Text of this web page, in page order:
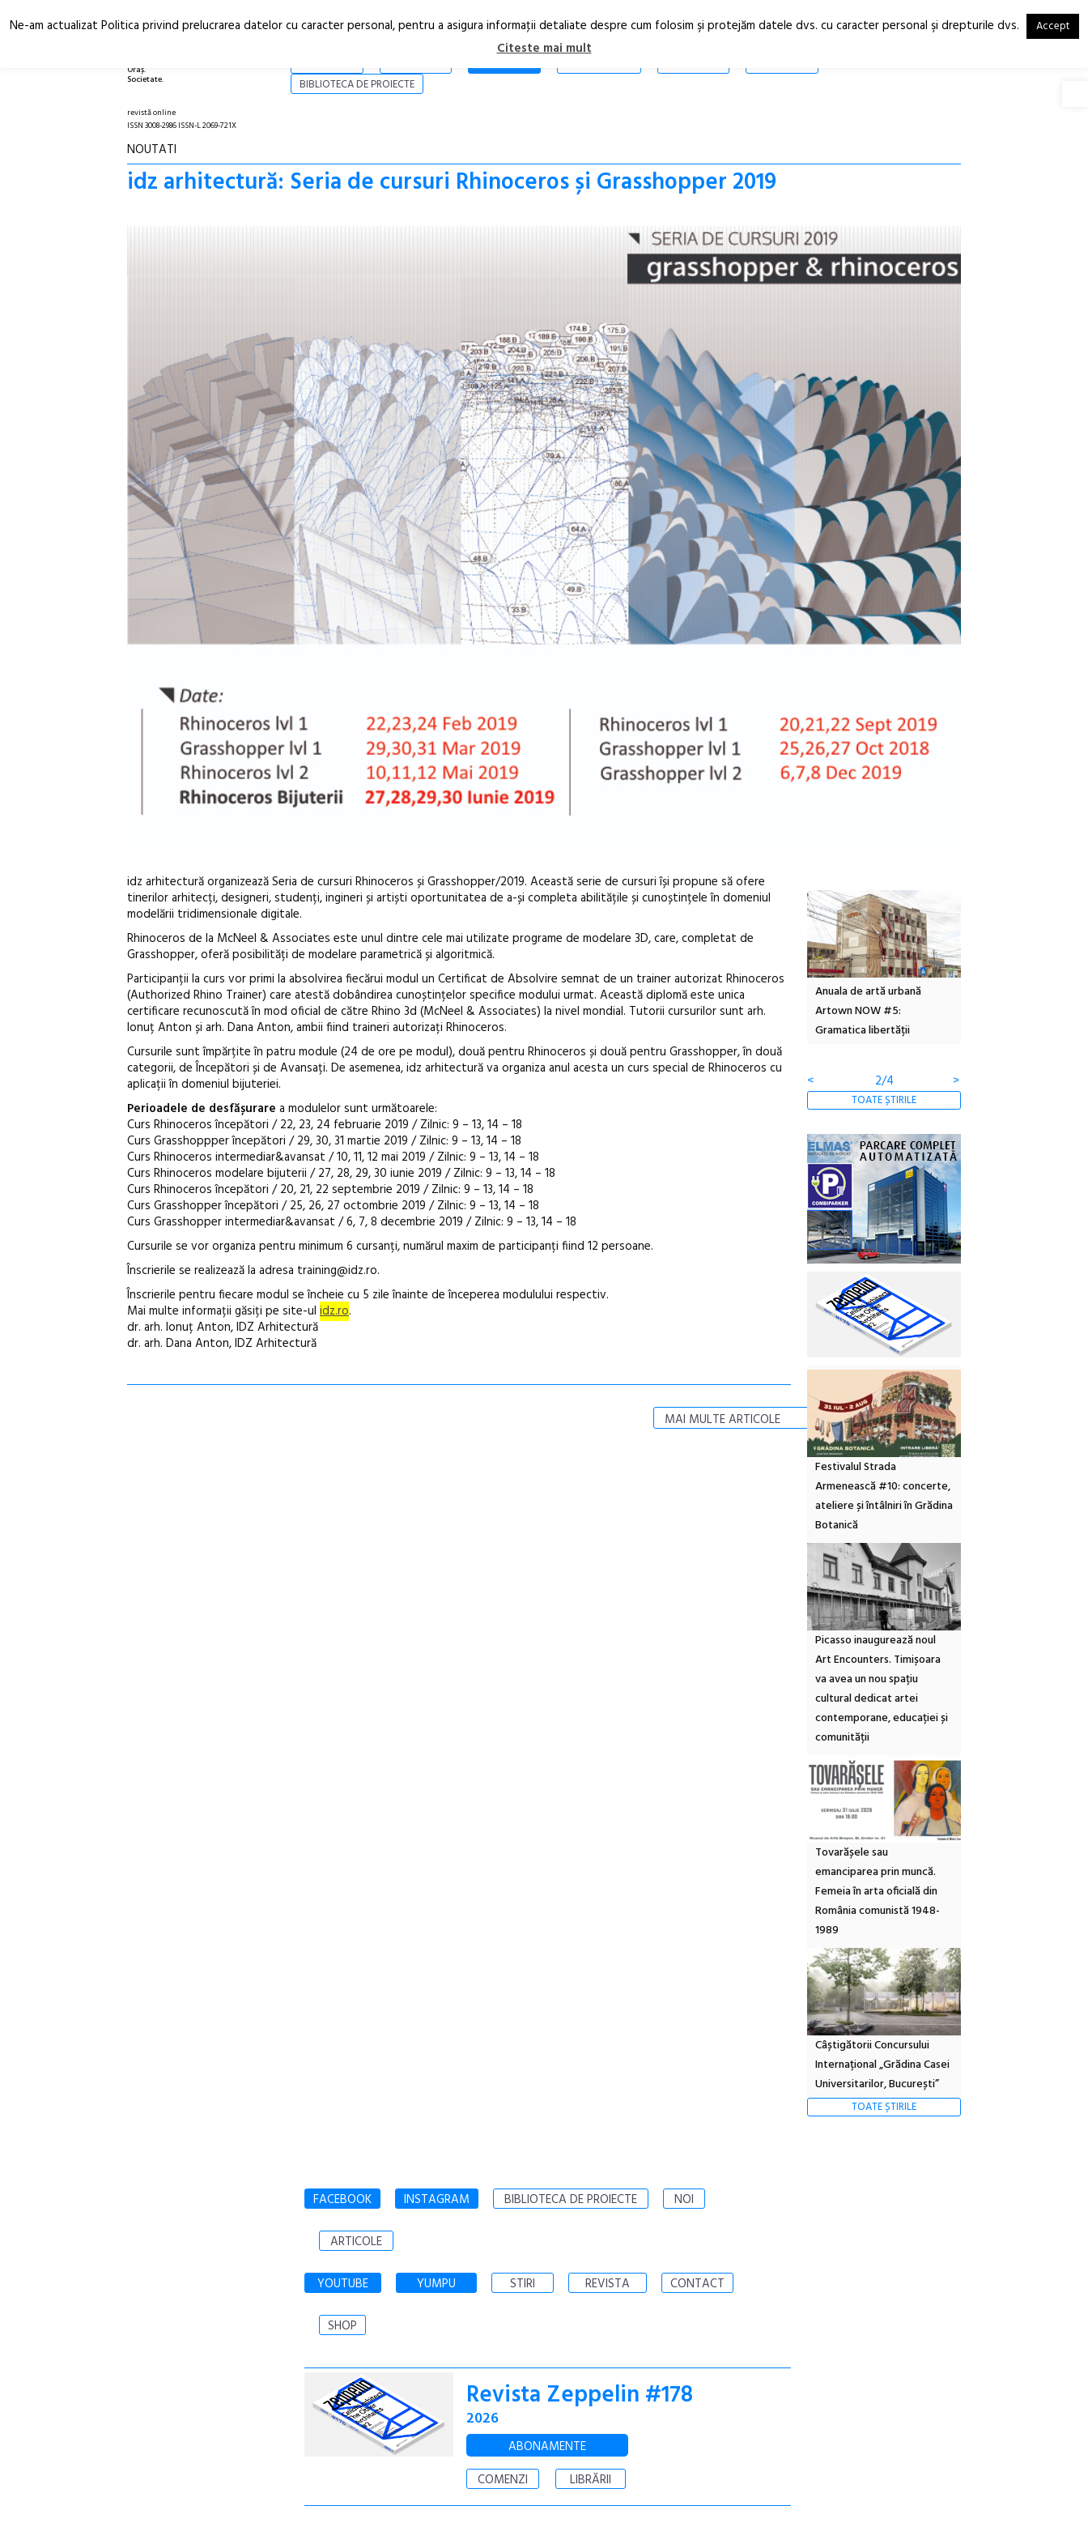
Oraș.
Societate.
RO
EN
STIRI
BIBLIOTECA DE PROIECTE
revistă online
ISSN 3008-2986 ISSN-L 2069-721X
NOUTATI
idz arhitectură: Seria de cursuri Rhinoceros și Grasshopper 2019
idz arhitectură organizează Seria de cursuri Rhinoceros și Grasshopper/2019. Această serie de cursuri își propune să ofere
tinerilor arhitecți, designeri, studenți, ingineri și artiști oportunitatea de a-și completa abilitățile și cunoștințele în domeniul
modelării tridimensionale digitale.
Rhinoceros de la McNeel & Associates este unul dintre cele mai utilizate programe de modelare 3D, care, completat de
Grasshopper, oferă posibilități de modelare parametrică și algoritmică.
Participanții la curs vor primi la absolvirea fiecărui modul un Certificat de Absolvire semnat de un trainer autorizat Rhinoceros
(Authorized Rhino Trainer) care atestă dobândirea cunoștințelor specifice modului urmat. Această diplomă este unica
certificare recunoscută în mod oficial de către Rhino 3d (McNeel & Associates) la nivel mondial. Tutorii cursurilor sunt arh.
Ionuț Anton și arh. Dana Anton, ambii fiind traineri autorizați Rhinoceros.
Cursurile sunt împărțite în patru module (24 de ore pe modul), două pentru Rhinoceros și două pentru Grasshopper, în două
categorii, de Începători și de Avansați. De asemenea, idz arhitectură va organiza anul acesta un curs special de Rhinoceros cu
aplicații în domeniul bijuteriei.
Perioadele de desfășurare a modulelor sunt următoarele:
Curs Rhinoceros începători / 22, 23, 24 februarie 2019 / Zilnic: 9 – 13, 14 – 18
Curs Grasshoppper începători / 29, 30, 31 martie 2019 / Zilnic: 9 – 13, 14 – 18
Curs Rhinoceros intermediar&avansat / 10, 11, 12 mai 2019 / Zilnic: 9 – 13, 14 – 18
Curs Rhinoceros modelare bijuterii / 27, 28, 29, 30 iunie 2019 / Zilnic: 9 – 13, 14 – 18
Curs Rhinoceros începători / 20, 21, 22 septembrie 2019 / Zilnic: 9 – 13, 14 – 18
Curs Grasshopper începători / 25, 26, 27 octombrie 2019 / Zilnic: 9 – 13, 14 – 18
Curs Grasshopper intermediar&avansat / 6, 7, 8 decembrie 2019 / Zilnic: 9 – 13, 14 – 18
Cursurile se vor organiza pentru minimum 6 cursanți, numărul maxim de participanți fiind 12 persoane.
Înscrierile se realizează la adresa training@idz.ro.
Înscrierile pentru fiecare modul se încheie cu 5 zile înainte de începerea modulului respectiv.
Mai multe informații găsiți pe site-ul idz.ro.
dr. arh. Ionuț Anton, IDZ Arhitectură
dr. arh. Dana Anton, IDZ Arhitectură
MAI MULTE ARTICOLE
Open Call – Local Design
Awards 2026
Anuala de artă urbană
Artown NOW #5:
Gramatica libertății
< 2/4 >
TOATE ȘTIRILE
Festivalul Strada
Armenească #10: concerte,
ateliere și întâlniri în Grădina
Botanică
Picasso inaugurează noul
Art Encounters. Timișoara
va avea un nou spațiu
cultural dedicat artei
contemporane, educației și
comunității
Tovarășele sau
emanciparea prin muncă.
Femeia în arta oficială din
România comunistă 1948-
1989
Câștigătorii Concursului
Internațional „Grădina Casei
Universitarilor, București”
TOATE ȘTIRILE
FACEBOOK INSTAGRAM BIBLIOTECA DE PROIECTE NOI
ARTICOLE
YOUTUBE YUMPU STIRI REVISTA CONTACT
SHOP
Revista Zeppelin #178
2026
ABONAMENTE
COMENZI
LIBRĂRII
Ne-am actualizat Politica privind prelucrarea datelor cu caracter personal, pentru a asigura informaţii detaliate despre cum folosim şi protejăm datele dvs. cu caracter personal şi drepturile dvs. Accept
Citeste mai mult